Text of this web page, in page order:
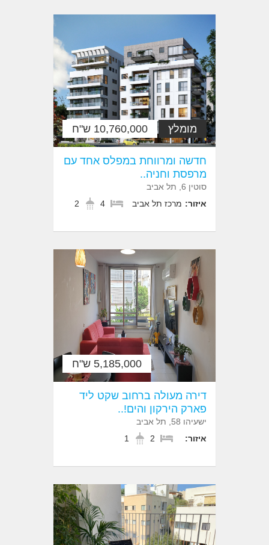
10,760,000 ש"ח מומלץ
חדשה ומרווחת במפלס אחד עם
מרפסת וחניה..
סוטין 6, תל אביב
איזור: מרכז תל אביב 4
2
5,185,000 ש"ח
דירה מעולה ברחוב שקט ליד
פארק הירקון והים!..
ישעיהו 58, תל אביב
איזור:
2
1